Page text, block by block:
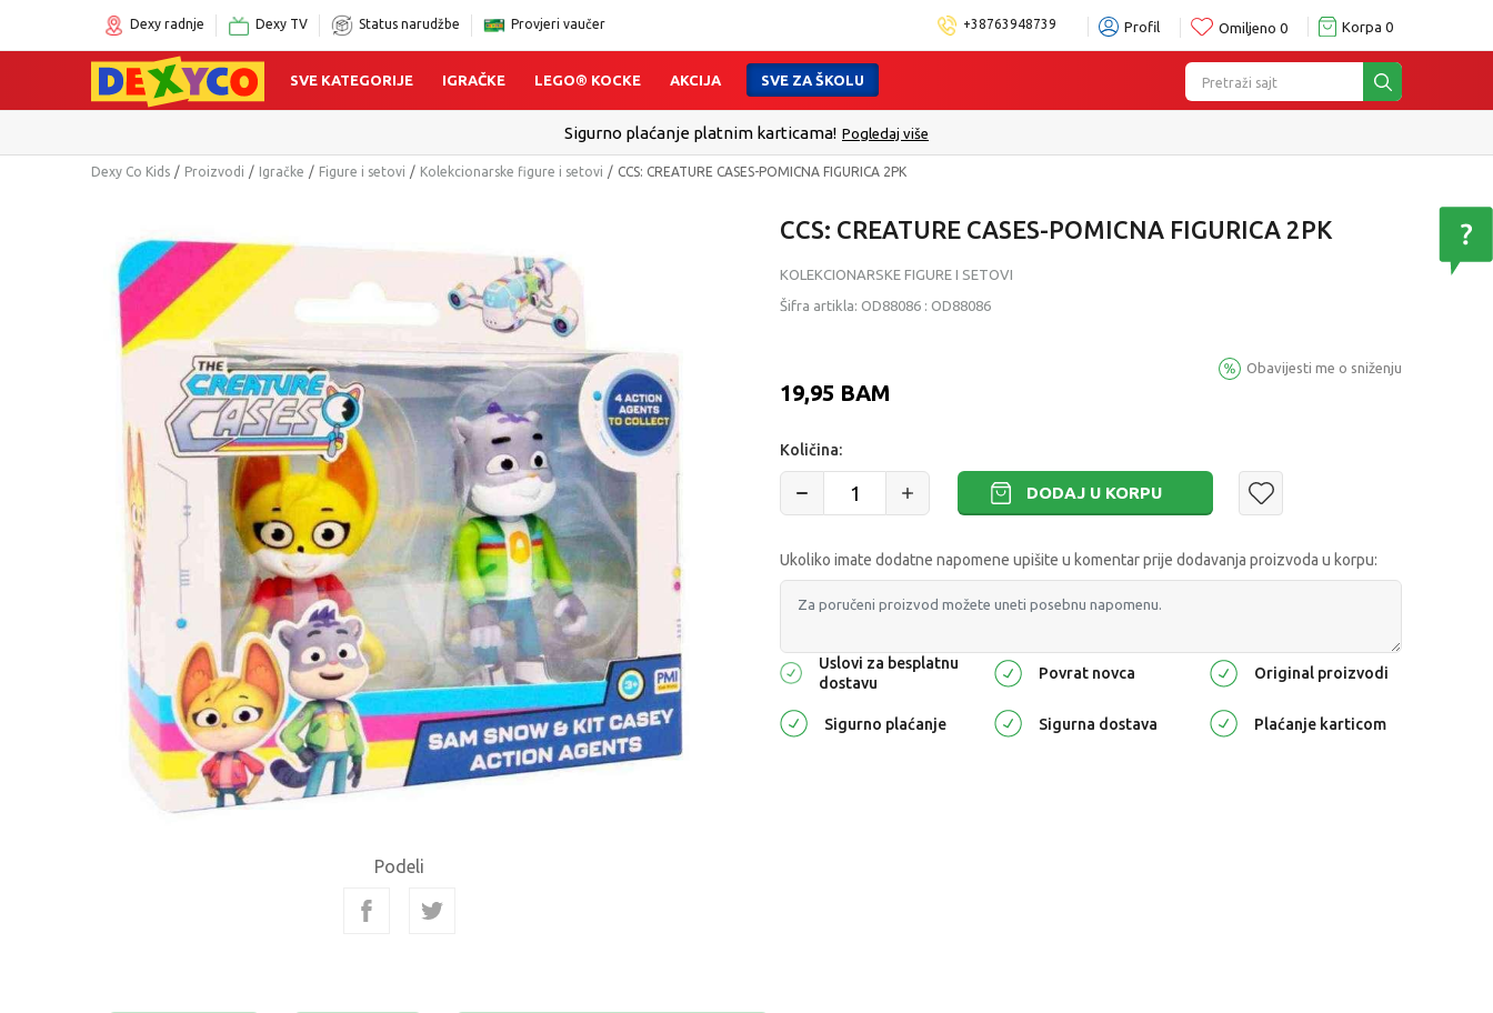
Dexy radnje Dexy TV Status narudžbe Provjeri vaučer +38763948739 Profil Omiljeno 0 Korpa 0
Pretraži sajt
SVE KATEGORIJE IGRAČKE LEGO® KOCKE AKCIJA SVE ZA ŠKOLU
Click&Collect - Platite karticom Online i preuzmite u prodavnici po Vašem izboru
Dexy Co Kids Proizvodi Igračke Figure i setovi Kolekcionarske figure i setovi CCS: CREATURE CASES-POMICNA FIGURICA 2PK
Podeli
CCS: CREATURE CASES-POMICNA FIGURICA 2PK
KOLEKCIONARSKE FIGURE I SETOVI
Šifra artikla: OD88086 : OD88086
19,95 BAM
Obavijesti me o sniženju
Količina:
DODAJ U KORPU
Ukoliko imate dodatne napomene upišite u komentar prije dodavanja proizvoda u korpu:
Uslovi za besplatnu
dostavu
Povrat novca Original proizvodi
Sigurno plaćanje Sigurna dostava Plaćanje karticom